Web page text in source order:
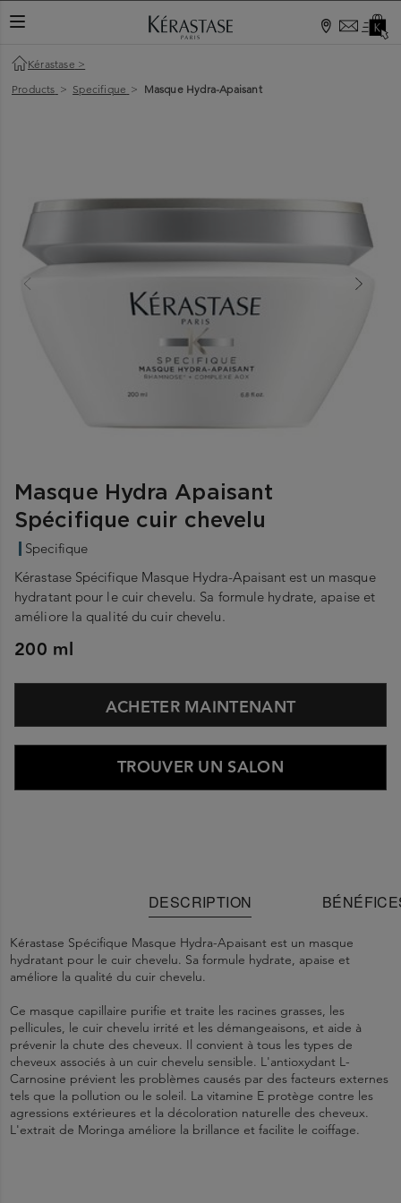
TOGGLE NAVIGATION
Kérastase >
Products > Specifique > Masque Hydra-Apaisant
Masque Hydra Apaisant
Spécifique cuir chevelu
Specifique
Kérastase Spécifique Masque Hydra-Apaisant est un masque
hydratant pour le cuir chevelu. Sa formule hydrate, apaise et
améliore la qualité du cuir chevelu.
200 ml
ACHETER MAINTENANT
TROUVER UN SALON
DESCRIPTION
Kérastase Spécifique Masque Hydra-Apaisant est un masque
hydratant pour le cuir chevelu. Sa formule hydrate, apaise et
améliore la qualité du cuir chevelu.
Ce masque capillaire purifie et traite les racines grasses, les
pellicules, le cuir chevelu irrité et les démangeaisons, et aide à
prévenir la chute des cheveux. Il convient à tous les types de
cheveux associés à un cuir chevelu sensible. L'antioxydant L-
Carnosine prévient les problèmes causés par des facteurs externes
tels que la pollution ou le soleil. La vitamine E protège contre les
agressions extérieures et la décoloration naturelle des cheveux.
L'extrait de Moringa améliore la brillance et facilite le coiffage.